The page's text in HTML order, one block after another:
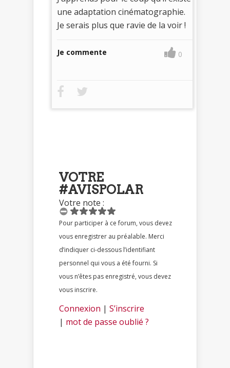
une adaptation cinématographie.
Je serais plus que ravie de la voir !
Je commente 0
VOTRE
#AVISPOLAR
Votre note :
Pour participer à ce forum, vous devez
vous enregistrer au préalable. Merci
d’indiquer ci-dessous l’identifiant
personnel qui vous a été fourni. Si
vous n’êtes pas enregistré, vous devez
vous inscrire.
Connexion | S’inscrire
| mot de passe oublié ?